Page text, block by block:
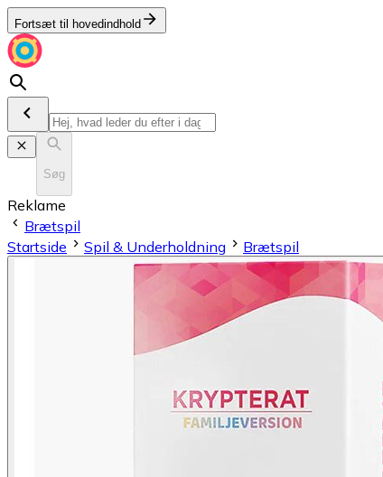
Fortsæt til hovedindhold
Søg
Reklame
Brætspil
Startside
Spil & Underholdning Brætspil